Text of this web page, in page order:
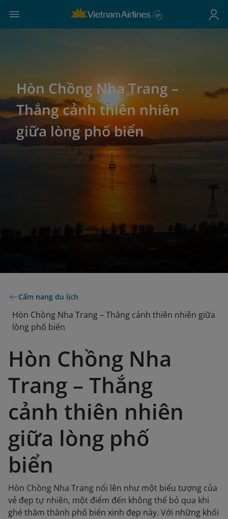
Hòn Chồng Nha Trang –
Thắng cảnh thiên nhiên
giữa lòng phố biển
Cẩm nang du lịch
Hòn Chồng Nha Trang – Thắng cảnh thiên nhiên giữa
lòng phố biển
Hòn Chồng Nha
Trang – Thắng
cảnh thiên nhiên
giữa lòng phố
biển
Hòn Chồng Nha Trang nổi lên như một biểu tượng của
vẻ đẹp tự nhiên, một điểm đến không thể bỏ qua khi
ghé thăm thành phố biển xinh đẹp này. Với những khối